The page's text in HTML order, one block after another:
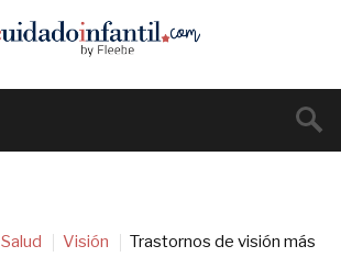
Salud Visión
Trastornos de visión más